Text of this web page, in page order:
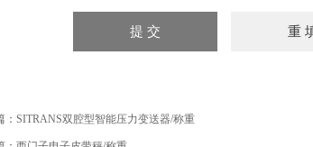
： SITRANS双腔型智能压力变送器/称重